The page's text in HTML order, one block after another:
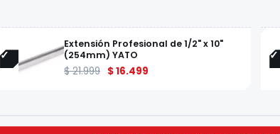
Extensión Profesional de 1/2" x 10"
(254mm) YATO
$21.999 $16.499